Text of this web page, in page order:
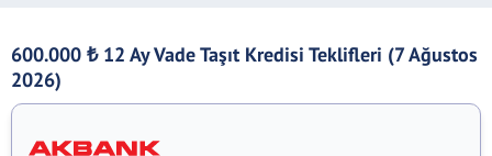
600.000 ₺12 Ay Vade Taşıt Kredisi Teklifleri (7 Ağustos
2026)